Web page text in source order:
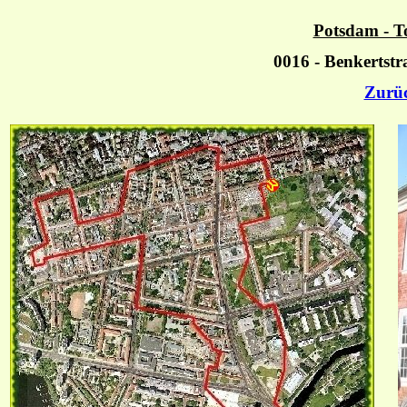
Potsdam -
0016 -